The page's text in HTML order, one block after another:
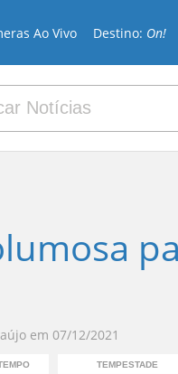
Ao Vivo Destino: On!
em 07/12/2021
TEMPESTADE